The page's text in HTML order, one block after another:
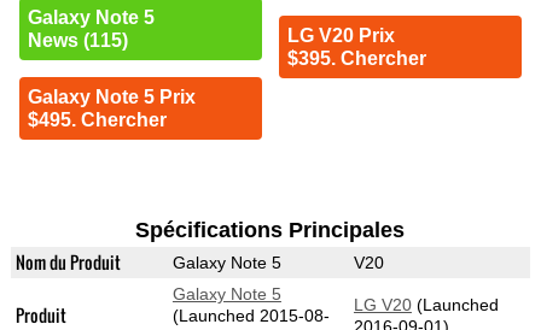
Galaxy Note 5
News (115)
Galaxy Note 5 Prix
$495. Chercher
LG V20 Prix
$395. Chercher
Spécifications Principales
Nom du Produit Galaxy Note 5 V20
Produit
Galaxy Note 5
(Launched 2015-08-
LG V20(Launched